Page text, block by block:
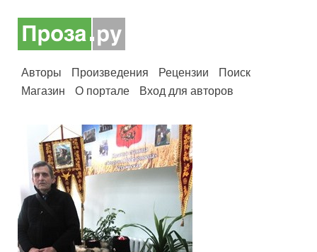
Авторы Произведения Рецензии
Поиск
Магазин
О портале Вход для авторов